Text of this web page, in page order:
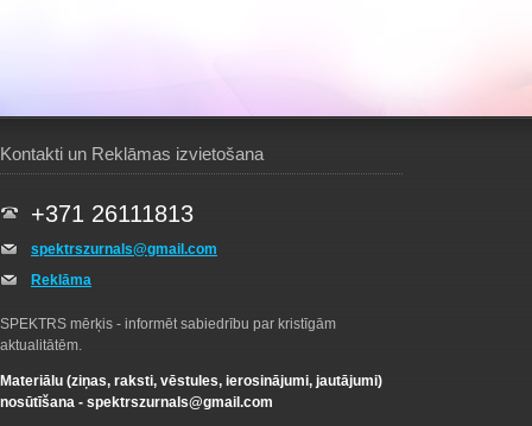
Kontakti un Reklāmas izvietošana
+371 26111813
spektrszurnals@gmail.com
Reklāma
SPEKTRS mērķis - informēt sabiedrību par kristīgām
aktualitātēm.
Materiālu (ziņas, raksti, vēstules, ierosinājumi, jautājumi)
nosūtīšana - spektrszurnals@gmail.com